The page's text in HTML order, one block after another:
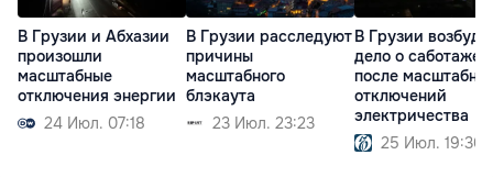
В Грузии и Абхазии
произошли
масштабные
отключения энергии
24 Июл. 07:18
В Грузии расследуют
причины
масштабного
блэкаута
23 Июл. 23:23
В Грузии
дело о саботаже
после
отключений
электричества
25 Июл. 19:30